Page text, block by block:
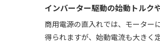
インバーター駆動の始動トルク
商用電源の直入れでは、モーター
得られますが、始動電流も大きく